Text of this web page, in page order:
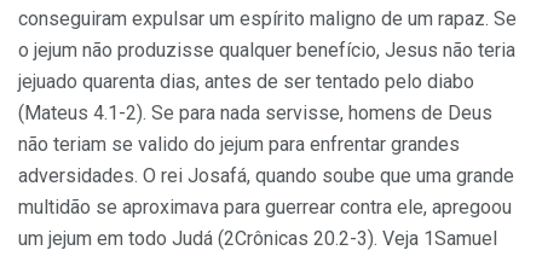
conseguiram expulsar um espírito maligno de um rapaz. Se
o jejum não produzisse qualquer benefício, Jesus não teria
jejuado quarenta dias, antes de ser tentado pelo diabo
(Mateus 4.1-2). Se para nada servisse, homens de Deus
não teriam se valido do jejum para enfrentar grandes
adversidades. O rei Josafá, quando soube que uma grande
multidão se aproximava para guerrear contra ele, apregoou
um jejum em todo Judá (2Crônicas 20.2-3). Veja 1Samuel